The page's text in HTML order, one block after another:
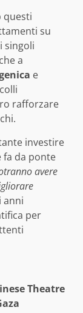
questi
su
singoli
a
e
rafforzare
investire
fa da ponte
avere
anni
per
Theatre